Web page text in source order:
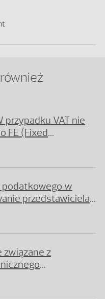
przypadku VAT nie
FE (Fixed
podatkowego w
przedstawiciela
z